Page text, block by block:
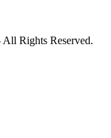
Rights Reserved.